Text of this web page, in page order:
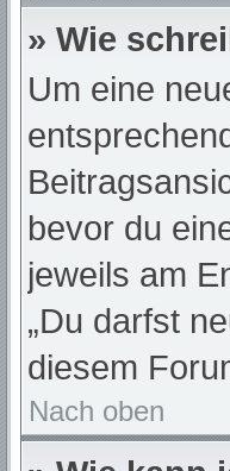
» Wie
Um eine
bevor du
jeweils am
„Du darfst
diesem
Nach oben